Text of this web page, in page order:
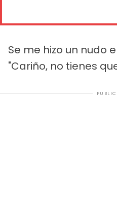
Se me hizo un nudo
"Cariño, no tienes